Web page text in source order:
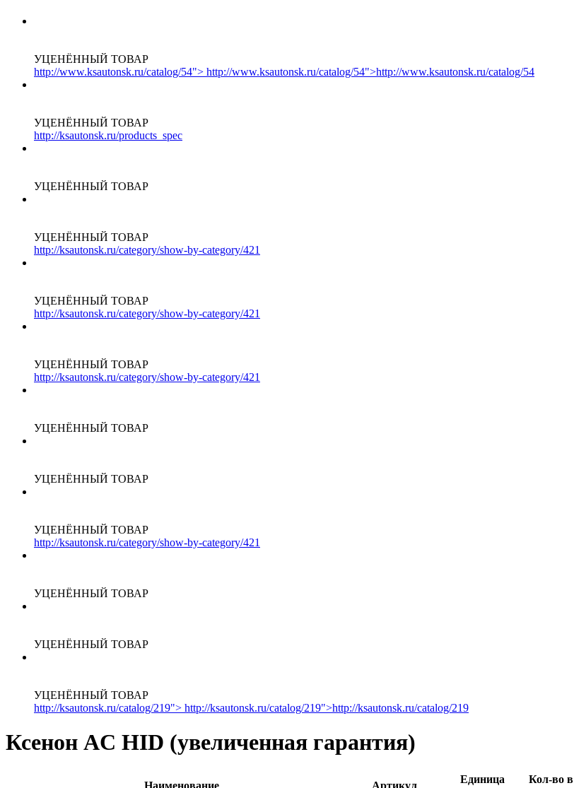
УЦЕНЁННЫЙ ТОВАР
http://www.ksautonsk.ru/catalog/54"> http://www.ksautonsk.ru/catalog/54">http://www.ksautonsk.ru/catalog/54
УЦЕНЁННЫЙ ТОВАР
http://ksautonsk.ru/products_spec
УЦЕНЁННЫЙ ТОВАР
УЦЕНЁННЫЙ ТОВАР
http://ksautonsk.ru/category/show-by-category/421
УЦЕНЁННЫЙ ТОВАР
http://ksautonsk.ru/category/show-by-category/421
УЦЕНЁННЫЙ ТОВАР
http://ksautonsk.ru/category/show-by-category/421
УЦЕНЁННЫЙ ТОВАР
УЦЕНЁННЫЙ ТОВАР
УЦЕНЁННЫЙ ТОВАР
http://ksautonsk.ru/category/show-by-category/421
УЦЕНЁННЫЙ ТОВАР
УЦЕНЁННЫЙ ТОВАР
УЦЕНЁННЫЙ ТОВАР
http://ksautonsk.ru/catalog/219"> http://ksautonsk.ru/catalog/219">http://ksautonsk.ru/catalog/219
Ксенон AC HID (увеличенная гарантия)
Наименование Артикул
Единица
Кол-во в